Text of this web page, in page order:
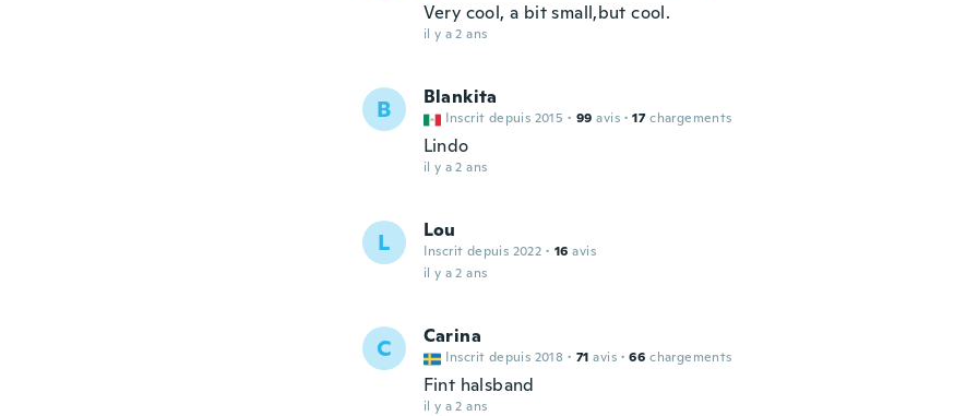
Very cool, a bit small,but cool.
il y a 2 ans
B Blankita
Inscrit depuis 2015 · 99 avis · 17 chargements
Lindo
il y a 2 ans
L Lou
Inscrit depuis 2022 · 16 avis
il y a 2 ans
C Carina
Inscrit depuis 2018 · 71 avis · 66 chargements
Fint halsband
il y a 2 ans